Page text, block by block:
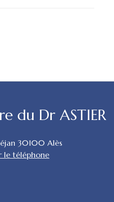
du Dr ASTIER
30100 Alès
le téléphone